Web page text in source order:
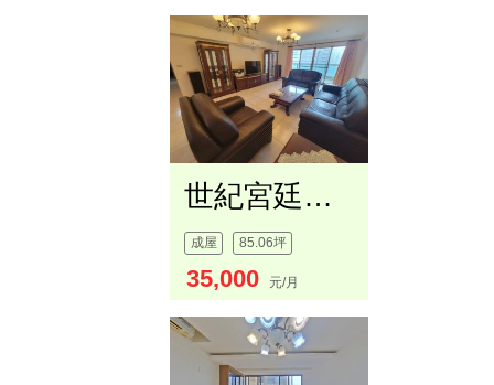
世紀宮廷四房平面車位
成屋 85.06坪
35,000 元/月